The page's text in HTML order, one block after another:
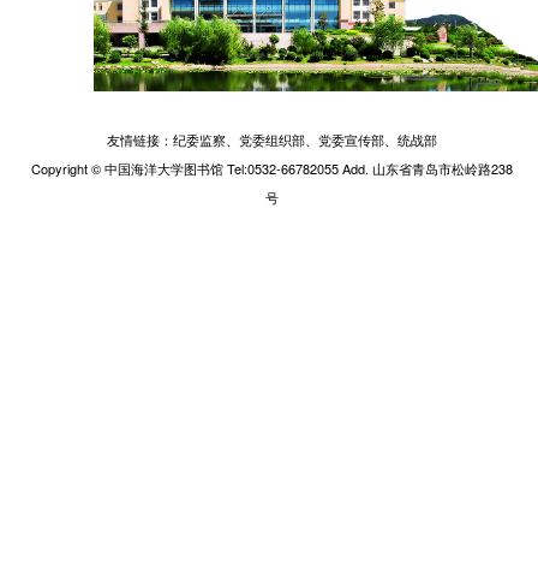
友情链接： 纪委监察、 党委组织部、 党委宣传部、 统战部
Copyright © 中国海洋大学图书馆 Tel:0532-66782055 Add. 山东省青岛市松岭路238
号